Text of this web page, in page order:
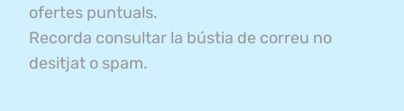
ofertes puntuals.
Recorda consultar la bústia de correu no
desitjat o spam.